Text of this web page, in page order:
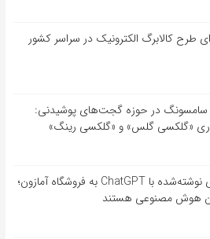
طرح کالابرگ الکترونیک در سراسر کشور
سامسونگ در حوزه گجت‌های پوشیدنی:
«گلکسی گلس» و «گلکسی رینگ»
هجوم کتاب‌های نوشته‌شده با ChatGPT به فروشگاه آمازون؛
هوش مصنوعی هستند